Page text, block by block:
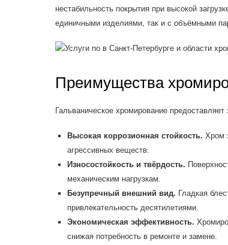
нестабильность покрытия при высокой
единичными изделиями, так и с объёмными
Преимущества
Гальваническое хромирование
Высокая коррозионная стойкость. Хром
агрессивных веществ.
Износостойкость и твёрдость.
механическим нагрузкам.
Безупречный внешний вид. Гладкая
привлекательность десятилетиями.
Экономическая эффективность.
снижая потребность в ремонте и замене.